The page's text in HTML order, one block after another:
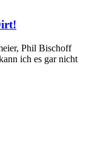
Phil Bischoff
ich es gar nicht